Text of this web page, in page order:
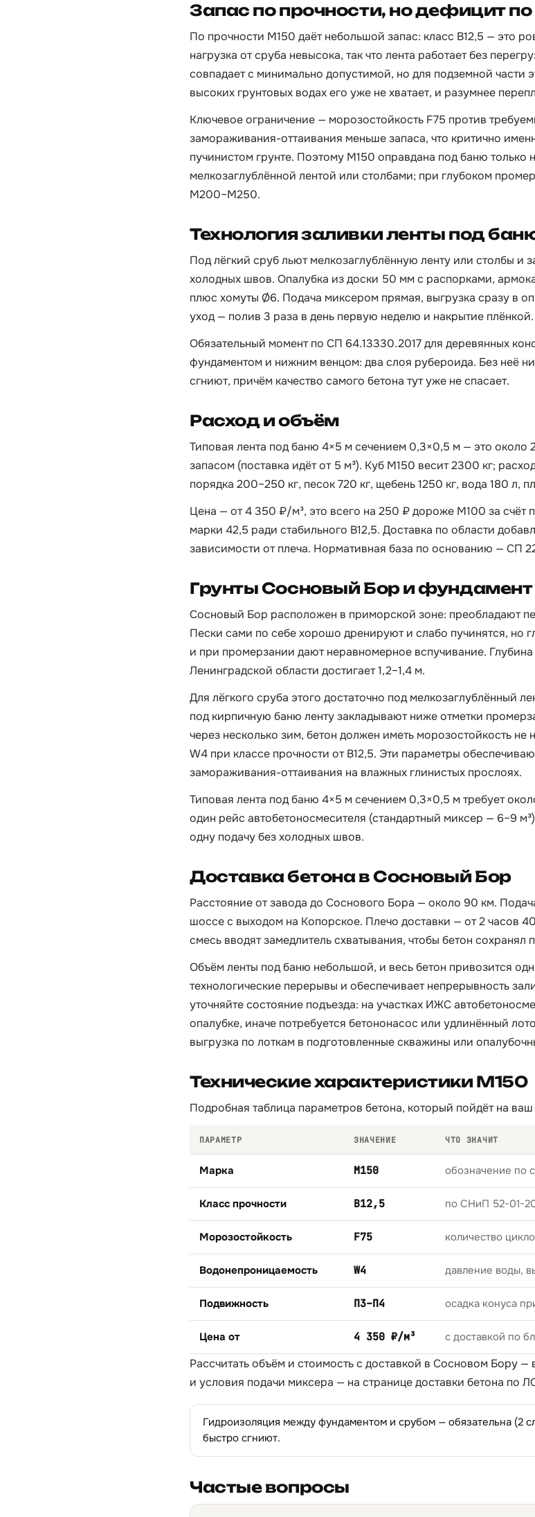
Запас по прочности, но дефицит
По прочности М150 даёт небольшой запас: класс B12,5 — это
нагрузка от сруба невысока, так что лента работает без
совпадает с минимально допустимой, но для подземной части
высоких грунтовых водах его уже не хватает, и разумнее
Ключевое ограничение — морозостойкость F75 против
замораживания-оттаивания меньше запаса, что критично
пучинистом грунте. Поэтому М150 оправдана под баню только
мелкозаглублённой лентой или столбами; при глубоком
М200–М250.
Технология заливки ленты под
Под лёгкий сруб льют мелкозаглублённую ленту или столбы и
холодных швов. Опалубка из доски 50 мм с распорками,
плюс хомуты Ø6. Подача миксером прямая, выгрузка сразу в
уход — полив 3 раза в день первую неделю и накрытие плёнкой.
Обязательный момент по СП 64.13330.2017 для деревянных
фундаментом и нижним венцом: два слоя рубероида. Без неё
сгниют, причём качество самого бетона тут уже не спасает.
Расход и объём
Типовая лента под баню 4×5 м сечением 0,3×0,5 м — это около
запасом (поставка идёт от 5 м³). Куб М150 весит 2300 кг;
порядка 200–250 кг, песок 720 кг, щебень 1250 кг, вода 180 л,
Цена — от 4 350 ₽/м³, это всего на 250 ₽ дороже М100 за счёт
марки 42,5 ради стабильного B12,5. Доставка по области
зависимости от плеча. Нормативная база по основанию — СП
Грунты Сосновый Бор и
Сосновый Бор расположен в приморской зоне: преобладают
Пески сами по себе хорошо дренируют и слабо пучинятся, но
и при промерзании дают неравномерное вспучивание.
Ленинградской области достигает 1,2–1,4 м.
Для лёгкого сруба этого достаточно под мелкозаглублённый
под кирпичную баню ленту закладывают ниже отметки
через несколько зим, бетон должен иметь морозостойкость
W4 при классе прочности от B12,5. Эти параметры
замораживания-оттаивания на влажных глинистых прослоях.
Типовая лента под баню 4×5 м сечением 0,3×0,5 м требует
один рейс автобетоносмесителя (стандартный миксер — 6–9
одну подачу без холодных швов.
Доставка бетона в Сосновый Бор
Расстояние от завода до Соснового Бора — около 90 км.
шоссе с выходом на Копорское. Плечо доставки — от 2 часов
смесь вводят замедлитель схватывания, чтобы бетон сохранял
Объём ленты под баню небольшой, и весь бетон привозится
технологические перерывы и обеспечивает непрерывность
уточняйте состояние подъезда: на участках ИЖС
опалубке, иначе потребуется бетононасос или удлинённый
выгрузка по лоткам в подготовленные скважины или
Технические характеристики М150
Подробная таблица параметров бетона, который пойдёт на
ПАРАМЕТР ЗНАЧЕНИЕ ЧТО ЗНАЧИТ
Марка М150 обозначение по
Класс прочности B12,5 по СНиП 52-01-
Морозостойкость F75 количество
Водонепроницаемость W4 давление воды,
Подвижность П3–П4 осадка конуса
Цена от 4 350 ₽/м³ с доставкой по
Рассчитать объём и стоимость с доставкой в Сосновом Бору —
и условия подачи миксера — на страницедоставки бетона по
Гидроизоляция между фундаментом и срубом — обязательна (2
быстро сгниют.
Частые вопросы